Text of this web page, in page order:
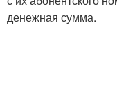
денежная сумма.